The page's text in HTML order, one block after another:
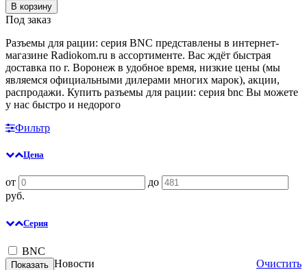
В корзину
Под заказ
Разъемы для рации: серия BNC представлены в интернет-
магазине Radiokom.ru в ассортименте. Вас ждёт быстрая
доставка по г. Воронеж в удобное время, низкие цены (мы
являемся официальными дилерами многих марок), акции,
распродажи. Купить разъемы для рации: серия bnc Вы можете
у нас быстро и недорого
Фильтр
Цена
от
до
руб.
Серия
BNC
Очистить
Новости